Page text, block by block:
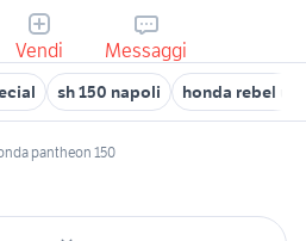
Vendi Messaggi
sh 150 napoli honda rebel
pantheon 150